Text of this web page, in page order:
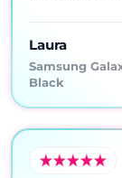
Laura
Samsung
Black